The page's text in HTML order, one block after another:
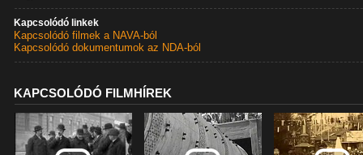
Kapcsolódó linkek
Kapcsolódó filmek a NAVA-ból
Kapcsolódó dokumentumok az NDA-ból
KAPCSOLÓDÓ FILMHÍREK